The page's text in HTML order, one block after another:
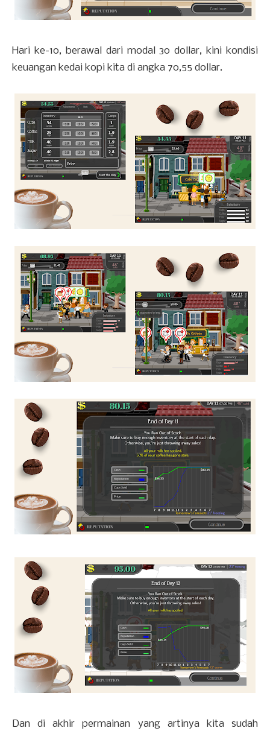
Hari ke-10, berawal dari modal 30 dollar, kini kondisi
keuangan kedai kopi kita di angka 70,55 dollar.
Dan di akhir permainan yang artinya kita sudah